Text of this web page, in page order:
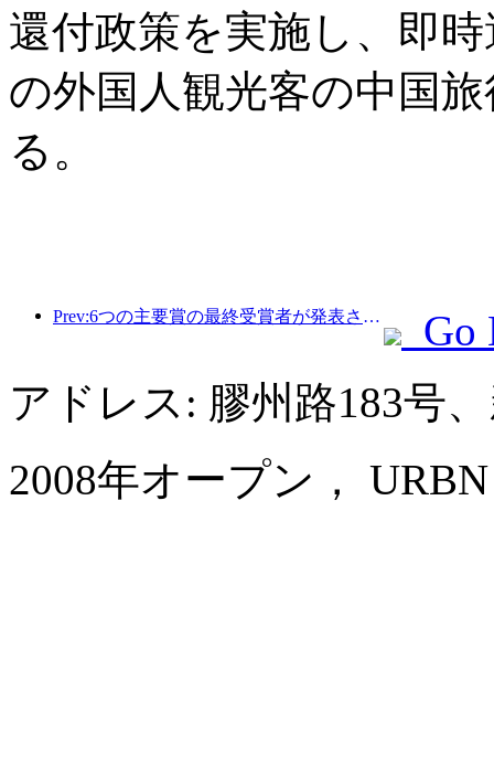
還付政策を実施し、即
の外国人観光客の中国
る。
Prev:6つの主要賞の最終受賞者が発表され、100を超えるホテルや企業が年間賞を受賞しました。
Go
アドレス: 膠州路183号
2008年オープン， URBN